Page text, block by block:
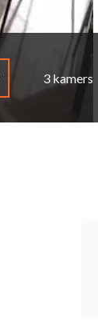
3 kamers